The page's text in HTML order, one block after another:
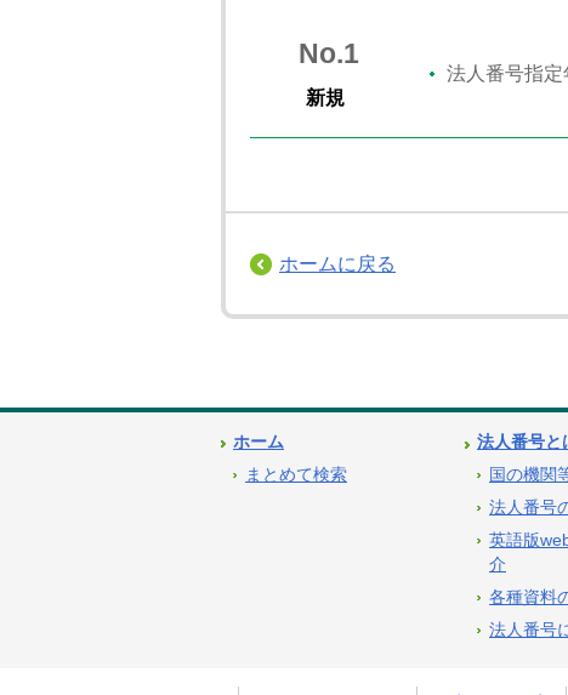
No.1
新規
法人番号指定
ホームに戻る
ホーム
まとめて検索
法人番号と
国の機関
法人番号
英語版
介
各種資料
法人番号